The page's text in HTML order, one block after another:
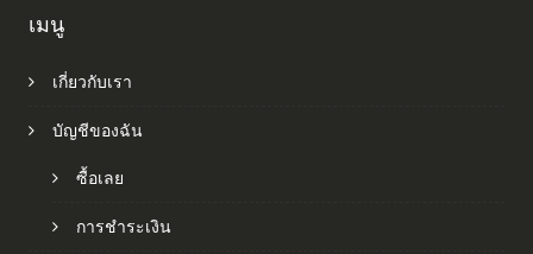
เมนู
เกี่ยวกับเรา
บัญชีของฉัน
ซื้อเลย
การชำระเงิน